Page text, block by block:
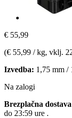
€ 55,99
(€ 55,99 / kg, vklj.
Izvedba: 1,75 mm /
Na zalogi
Brezplačna
do 23:59 ure .